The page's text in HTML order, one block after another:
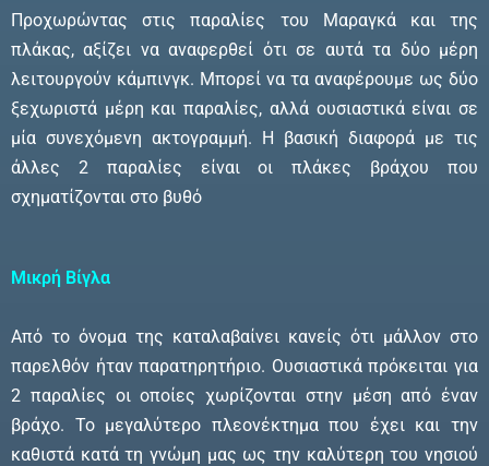
Προχωρώντας στις παραλίες του Μαραγκά και της
πλάκας, αξίζει να αναφερθεί ότι σε αυτά τα δύο μέρη
λειτουργούν κάμπινγκ. Μπορεί να τα αναφέρουμε ως δύο
ξεχωριστά μέρη και παραλίες, αλλά ουσιαστικά είναι σε
μία συνεχόμενη ακτογραμμή. Η βασική διαφορά με τις
άλλες 2 παραλίες είναι οι πλάκες βράχου που
σχηματίζονται στο βυθό
Μικρή Βίγλα
Από το όνομα της καταλαβαίνει κανείς ότι μάλλον στο
παρελθόν ήταν παρατηρητήριο. Ουσιαστικά πρόκειται για
2 παραλίες οι οποίες χωρίζονται στην μέση από έναν
βράχο. Το μεγαλύτερο πλεονέκτημα που έχει και την
καθιστά κατά τη γνώμη μας ως την καλύτερη του νησιού